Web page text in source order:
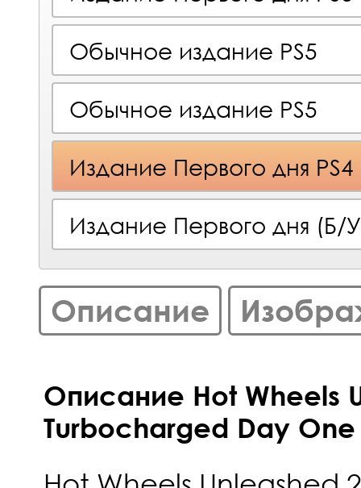
Обычное издание PS5
Обычное издание PS5
Издание Первого дня PS4
Издание Первого дня (Б/
Описание
Описание Hot Wheels
Turbocharged Day One